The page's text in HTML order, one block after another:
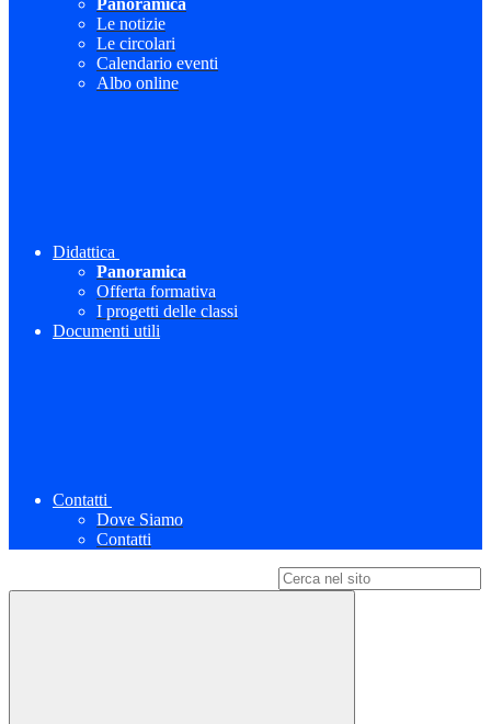
Panoramica
Le notizie
Le circolari
Calendario eventi
Albo online
Didattica
Panoramica
Offerta formativa
I progetti delle classi
Documenti utili
Contatti
Dove Siamo
Contatti